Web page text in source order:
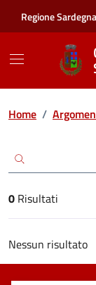
Regione Sardegna
Ricerca
Home /
risultati
0 Risultati
Nessun risultato